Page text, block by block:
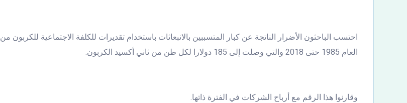
احتسب الباحثون الأضرار الناتجة عن كبار المتسببين بالانبعاثات باستخدام تقديرات للكلفة الاجتماعية للكربون من
العام 1985 حتى 2018 والتي وصلت إلى 185 دولارا لكل طن من ثاني أكسيد الكربون.
وقارنوا هذا الرقم مع أرباح الشركات في الفترة ذاتها.